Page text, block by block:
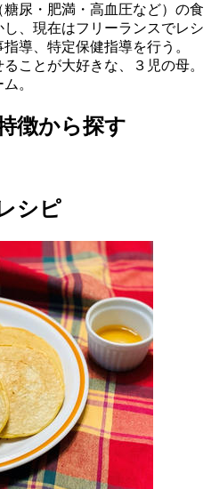
尿・肥満・高血圧など）の食
、現在はフリーランスでレシ
導、特定保健指導を行う。
ことが大好きな、３児の母。
。
徴から探す
シピ